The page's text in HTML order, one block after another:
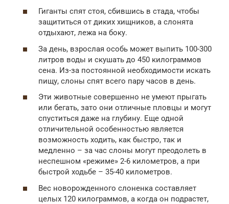
Гиганты спят стоя, сбившись в стада, чтобы
защититься от диких хищников, а слонята
отдыхают, лежа на боку.
За день, взрослая особь может выпить 100-300
литров воды и скушать до 450 килограммов
сена. Из-за постоянной необходимости искать
пищу, слоны спят всего пару часов в день.
Эти животные совершенно не умеют прыгать
или бегать, зато они отличные пловцы и могут
спуститься даже на глубину. Еще одной
отличительной особенностью является
возможность ходить, как быстро, так и
медленно – за час слоны могут преодолеть в
неспешном «режиме» 2-6 километров, а при
быстрой ходьбе – 35-40 километров.
Вес новорожденного слоненка составляет
целых 120 килограммов, а когда он подрастет,